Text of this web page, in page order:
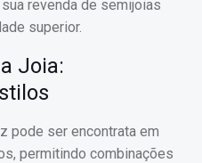
revenda de semijoias
superior.
Joia:
pode ser encontrata em
permitindo combinações